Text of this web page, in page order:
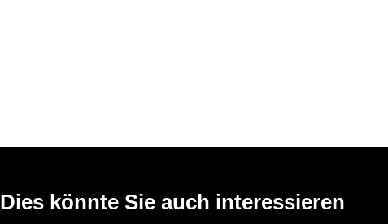
Dies könnte Sie auch interessieren